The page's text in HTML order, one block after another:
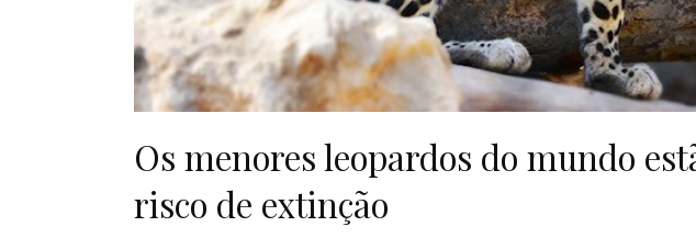
Os menores leopardos do mundo
risco de extinção